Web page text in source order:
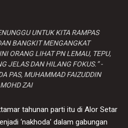
UNTUK KITA RAMPAS
BANGKIT MENGANGKAT
ORANG LIHAT PN LEMAU, TEPU,
JELAS DAN HILANG FOKUS.” -
PAS, MUHAMMAD FAIZUDDIN
MOHD ZAI
tahunan parti itu di Alor Setar
‘nakhoda’ dalam gabungan